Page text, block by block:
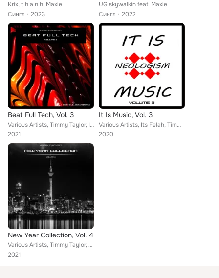
Krix, t h a n h, Maxie
Сингл
2023
UG skywalkin feat. Maxie
Сингл
2022
Beat Full Tech, Vol. 3
Various Artists, Timmy Taylor, Its Felah, Kaito Tanaka, Maxie, Eric Roux, Laser XY, Slavko Blanco, Mike Crusoe, Max Krone, Simon...
2021
It Is Music, Vol. 3
Various Artists, Its Felah, Timmy Taylor, Kaito Tanaka, Maxie, Eric Roux, Laser XY, Alvaro Alvarez, Mike Crusoe, Slavko Blanco, ...
2020
New Year Collection, Vol. 4
Various Artists, Timmy Taylor, Riano Rossi, Maxie, Eric Roux, Stephen Stern, Laser XY, Skock, Alvaro Alvarez, Maro Okada, Mike C...
2021